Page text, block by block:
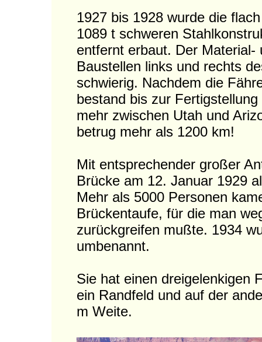
1927 bis 1928 wurde die
1089 t schweren
entfernt erbaut. Der
Baustellen links und rechts
schwierig. Nachdem die
bestand bis zur
mehr zwischen Utah und
betrug mehr als 1200 km!
Mit entsprechender großer
Brücke am 12. Januar 1929
Mehr als 5000 Personen
Brückentaufe, für die man
zurückgreifen mußte. 1934
umbenannt.
Sie hat einen dreigelenkigen
ein Randfeld und auf der
m Weite.